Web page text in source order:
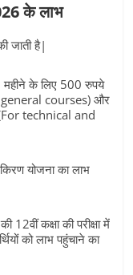
के लाभ
जाती है|
महीने के लिए 500 रुपये
general courses) और
technical and
योजना का लाभ
12वीं कक्षा की परीक्षा में
को लाभ पहुंचाने का